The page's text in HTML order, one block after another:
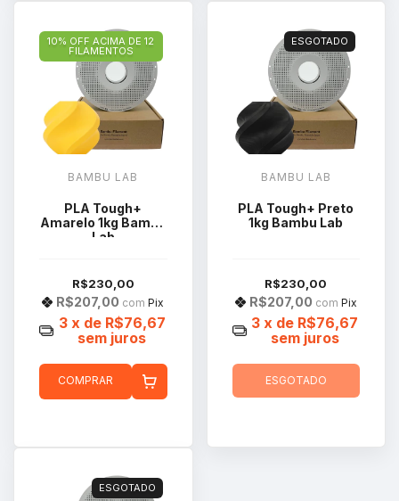
10% OFF ACIMA DE 12
FILAMENTOS
BAMBU LAB
PLA Tough+
Amarelo 1kg Bambu
Lab
R$230,00
R$207,00 com Pix
3 x de R$76,67
sem juros
COMPRAR
ESGOTADO
BAMBU LAB
PLA Tough+ Preto
1kg Bambu Lab
R$230,00
R$207,00 com Pix
3 x de R$76,67
sem juros
ESGOTADO
ESGOTADO